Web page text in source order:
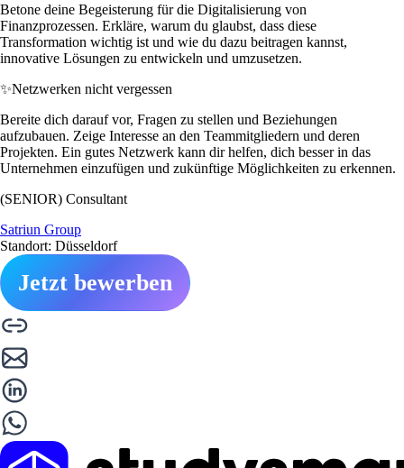
Betone deine Begeisterung für die Digitalisierung von
Finanzprozessen. Erkläre, warum du glaubst, dass diese
Transformation wichtig ist und wie du dazu beitragen kannst,
innovative Lösungen zu entwickeln und umzusetzen.
✨Netzwerken nicht vergessen
Bereite dich darauf vor, Fragen zu stellen und Beziehungen
aufzubauen. Zeige Interesse an den Teammitgliedern und deren
Projekten. Ein gutes Netzwerk kann dir helfen, dich besser in das
Unternehmen einzufügen und zukünftige Möglichkeiten zu erkennen.
(SENIOR) Consultant
Satriun Group
Standort: Düsseldorf
Jetzt bewerben